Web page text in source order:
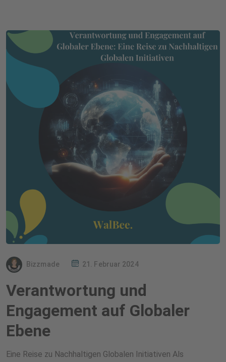
Bizzmade 21. Februar 2024
Verantwortung und
Engagement auf Globaler
Ebene
Eine Reise zu Nachhaltigen Globalen Initiativen Als